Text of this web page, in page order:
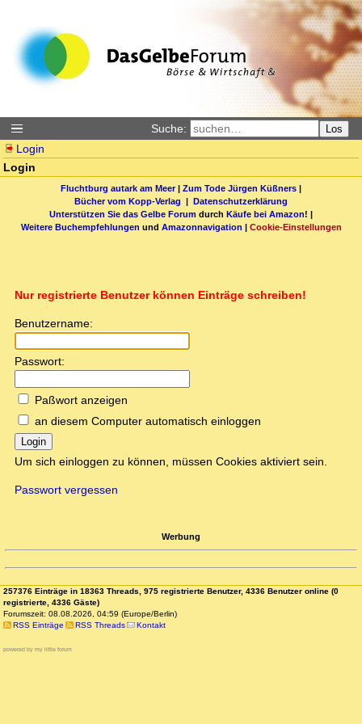
Suche: Los
Login
Login
Fluchtburg autark am Meer| Zum Tode Jürgen Küßners |
Bücher vom Kopp-Verlag | Datenschutzerklärung
Unterstützen Sie das Gelbe Forum durch Käufe bei Amazon! |
Weitere Buchempfehlungen und Amazonnavigation | Cookie-Einstellungen
Nur registrierte Benutzer können Einträge schreiben!
Benutzername:
Passwort:
Paßwort anzeigen
an diesem Computer automatisch einloggen
Login
Um sich einloggen zu können, müssen Cookies aktiviert sein.
Passwort vergessen
Werbung
257376 Einträge in 18363 Threads, 975 registrierte Benutzer, 4336 Benutzer online (0
registrierte, 4336 Gäste)
Forumszeit: 08.08.2026, 04:59 (Europe/Berlin)
RSS Einträge
RSS Threads Kontakt
powered by my little forum